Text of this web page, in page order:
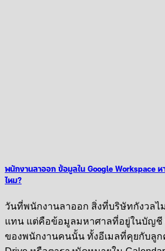
พนักงานลาออก ข้อมูลใน Google Workspace ห
ไหม?
วันที่พนักงานลาออก สิ่งที่บริษัทกังวล
แทน แต่คือข้อมูลมหาศาลที่อยู่ในบัญชี
ของพนักงานคนนั้น ทั้งอีเมลที่คุยกับลู